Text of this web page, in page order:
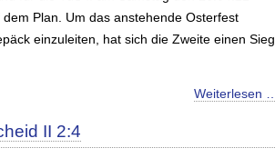
Plan. Um das anstehende Osterfest
einzuleiten, hat sich die Zweite einen Sieg
Weiterlesen …
II 2:4